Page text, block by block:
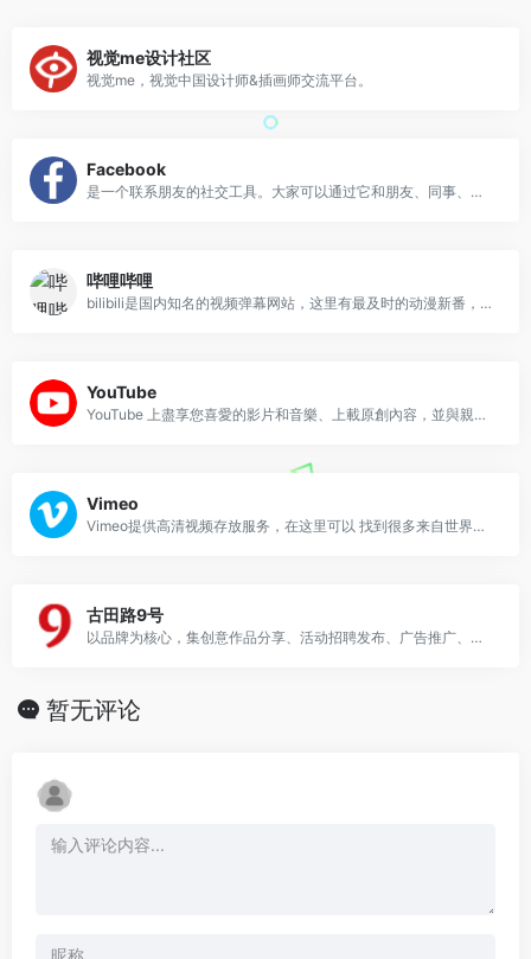
视觉me设计社区
视觉me，视觉中国设计师&插画师交流平台。
Facebook
是一个联系朋友的社交工具。大家可以通过它和朋友、同事、同学以及周围的人保持互动交流，分享无限上传的图片，发布链接和视频
哔哩哔哩
bilibili是国内知名的视频弹幕网站，这里有最及时的动漫新番，最棒的ACG氛围，最有创意的Up主。大家可以在这里找到许多欢乐。
YouTube
YouTube 上盡享您喜愛的影片和音樂、上載原創內容，並與親友和世界各地的人分享。
Vimeo
Vimeo提供高清视频存放服务，在这里可以 找到很多来自世界各地的技术人员和设计工作者
古田路9号
以品牌为核心，集创意作品分享、活动招聘发布、广告推广、正版字体素材下载等多元化的交流分享平台。
暂无评论